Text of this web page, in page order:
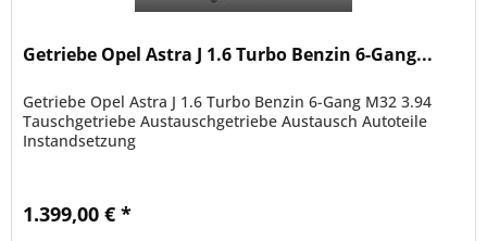
Getriebe Opel Astra J 1.6 Turbo Benzin 6-Gang...
Getriebe Opel Astra J 1.6 Turbo Benzin 6-Gang M32 3.94
Tauschgetriebe Austauschgetriebe Austausch Autoteile
Instandsetzung
1.399,00 € *